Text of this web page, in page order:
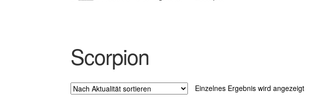
Scorpion
Einzelnes Ergebnis wird angezeigt